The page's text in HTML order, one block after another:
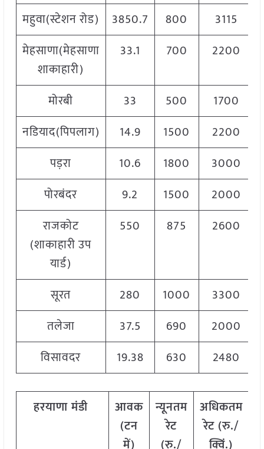
महुवा(स्टेशन रोड) 3850.7 800 3115
मेहसाणा(मेहसाणा
शाकाहारी)
33.1 700 2200
मोरबी 33 500 1700
नडियाद(पिपलाग)
14.9 1500 2200
पड़रा
10.6 1800 3000
पोरबंदर
9.2 1500 2000
राजकोट
(शाकाहारी उप
यार्ड)
550 875 2600
सूरत 280 1000 3300
तलेजा
37.5 690 2000
विसावदर
19.38 630 2480
हरयाणा मंडी
आवक
(टन
न्यूनतम
रेट
अधिकतम
रेट (रु./